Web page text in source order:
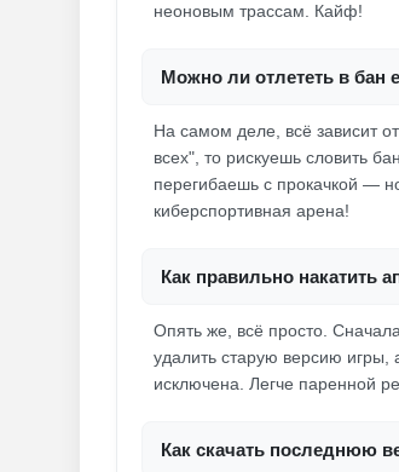
неоновым трассам. Кайф!
Можно ли отлететь в бан
На самом деле, всё зависит
всех", то рискуешь словить
перегибаешь с прокачкой —
киберспортивная арена!
Как правильно накатить
Опять же, всё просто.
удалить старую версию игры,
исключена. Легче паренной
Как скачать последнюю